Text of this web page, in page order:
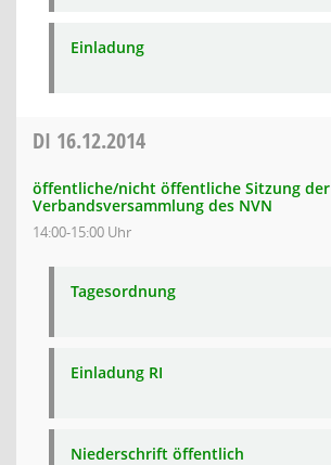
Einladung
DI 16.12.2014
öffentliche/nicht öffentliche Sitzung der
Verbandsversammlung des NVN
14:00-15:00 Uhr
Tagesordnung
Einladung RI
Niederschrift öffentlich